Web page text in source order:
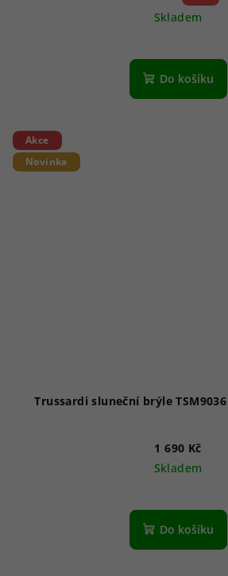
Skladem
Do košíku
Akce
Novinka
1 690 Kč
Skladem
Do košíku